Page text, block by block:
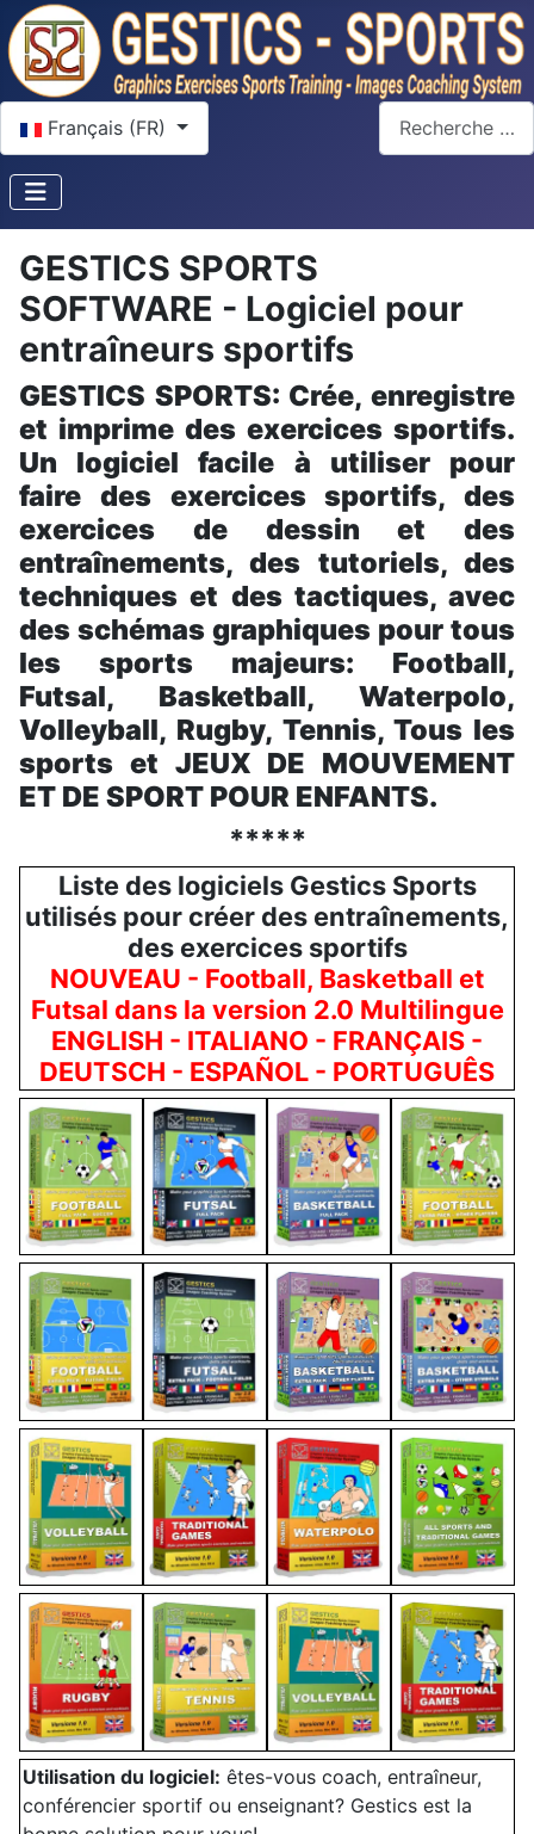
Sélectionnez votre langue
Français (FR)
Rechercher
GESTICS SPORTS
SOFTWARE - Logiciel pour
entraîneurs sportifs
GESTICS SPORTS: Crée, enregistre
et imprime des exercices sportifs.
Un logiciel facile à utiliser pour
faire des exercices sportifs, des
exercices de dessin et des
entraînements, des tutoriels, des
techniques et des tactiques, avec
des schémas graphiques pour tous
les sports majeurs: Football,
Futsal, Basketball, Waterpolo,
Volleyball, Rugby, Tennis, Tous les
sports et JEUX DE MOUVEMENT
ET DE SPORT POUR ENFANTS.
*****
Liste des logiciels Gestics Sports
utilisés pour créer des entraînements,
des exercices sportifs
NOUVEAU - Football, Basketball et
Futsal dans la version 2.0 Multilingue
ENGLISH - ITALIANO - FRANÇAIS -
DEUTSCH - ESPAÑOL - PORTUGUÊS
Utilisation du logiciel: êtes-vous coach, entraîneur,
conférencier sportif ou enseignant? Gestics est la